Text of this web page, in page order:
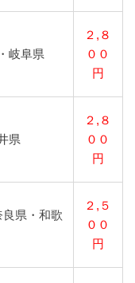
岐阜県
２,８
００
円
県
２,８
００
円
県・和歌
２,５
００
円